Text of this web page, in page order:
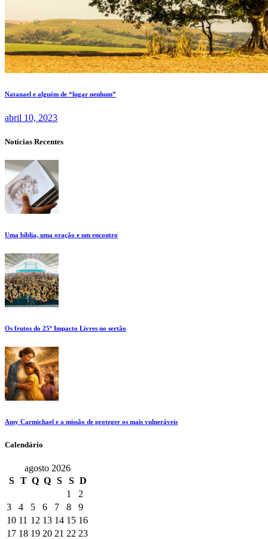
Natanael e alguém de “lugar nenhum”
abril 10, 2023
Notícias Recentes
Uma bíblia, uma oração e um encontro
Os frutos do 25º Impacto Livres no sertão
Amy Carmichael e a missão de proteger os mais vulneráveis
Calendário
agosto 2026
S
T Q Q S S D
1
2
3
4 5 6 7 8
9
10 11 12 13 14 15 16
17 18 19 20 21 22 23